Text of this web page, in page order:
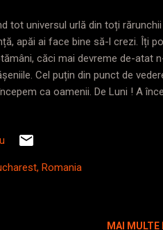
tot universul urlă din toți
apăi ai face bine să-l crezi. Îți
căci mai devreme de-atat
Cel puțin din punct de
ca oamenii. De Luni ! A
mă aleg cu o urmă de febră
stâng, și asta doar din
distanță pe asfalt. Și cam atât.
Romania
MAI MULTE